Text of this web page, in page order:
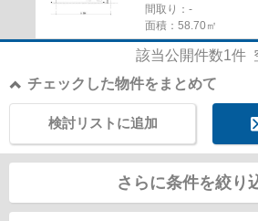
間取り：-
面積：58.70㎡
該当公開件数1件
チェックした物件をまとめて
検討リストに追加
さらに条件を絞り